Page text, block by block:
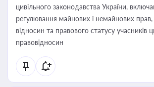
цивільного законодавства України,
регулювання майнових і немайнових прав,
відносин та правового статусу учасників
правовідносин